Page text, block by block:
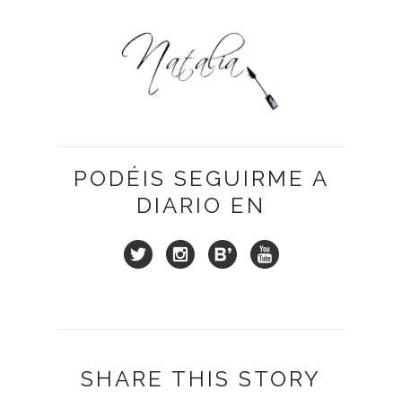
PODÉIS SEGUIRME A
DIARIO EN
SHARE THIS STORY